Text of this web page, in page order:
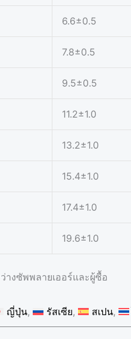
6.6±0.5
7.8±0.5
9.5±0.5
11.2±1.0
13.2±1.0
15.4±1.0
17.4±1.0
19.6±1.0
งซัพพลายเออร์และผู้ซื้อ
ญี่ปุ่น รัสเซีย สเปน